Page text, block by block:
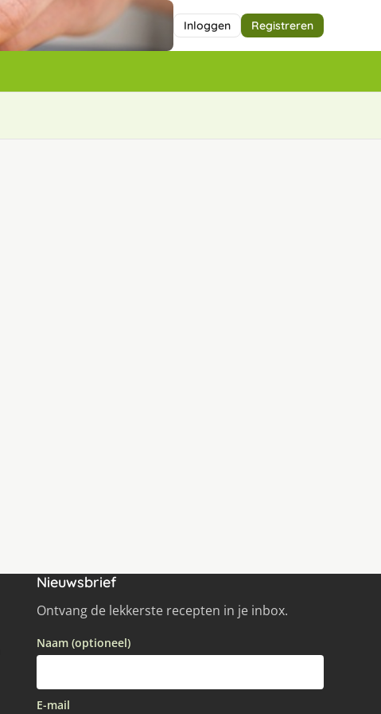
Inloggen Registreren
Nieuwsbrief
Ontvang de lekkerste recepten in je inbox.
Naam (optioneel)
E-mail